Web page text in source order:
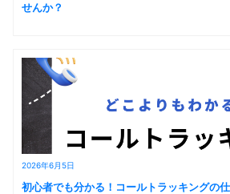
せんか？
2026年6月5日
初心者でも分かる！コールトラッキングの